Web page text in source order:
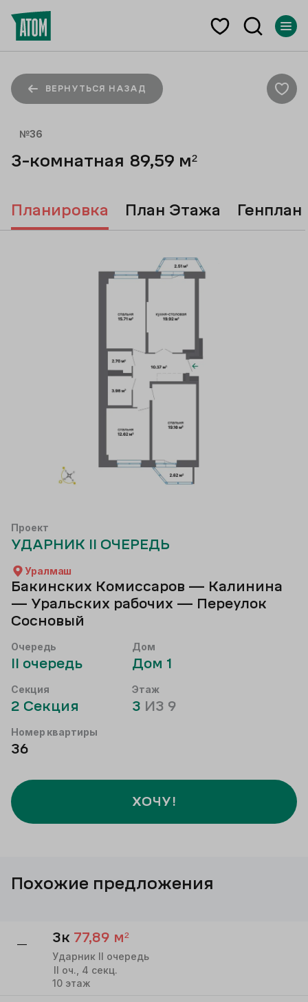
ВЕРНУТЬСЯ НАЗАД
№36
3-комнатная 89,59 м²
Проект
УДАРНИК II ОЧЕРЕДЬ
Уралмаш
Бакинских Комиссаров — Калинина
— Уральских рабочих — Переулок
Сосновый
Очередь
II очередь
Дом
Дом 1
Секция
2 Секция
Этаж
3 ИЗ 9
Номер квартиры
36
ХОЧУ!
Планировка План Этажа Генплан
Похожие предложения
— 3к 77,89 м²
Ударник II очередь
II оч., 4 секц.
10 этаж